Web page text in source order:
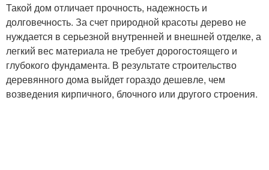
Такой дом отличает прочность, надежность и
долговечность. За счет природной красоты дерево не
нуждается в серьезной внутренней и внешней отделке, а
легкий вес материала не требует дорогостоящего и
глубокого фундамента. В результате строительство
деревянного дома выйдет гораздо дешевле, чем
возведения кирпичного, блочного или другого строения.